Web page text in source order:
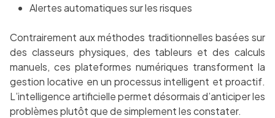
Alertes automatiques sur les risques
Contrairement aux méthodes traditionnelles basées sur
des classeurs physiques, des tableurs et des calculs
manuels, ces plateformes numériques transforment la
gestion locative en un processus intelligent et proactif.
L’intelligence artificielle permet désormais d’anticiper les
problèmes plutôt que de simplement les constater.